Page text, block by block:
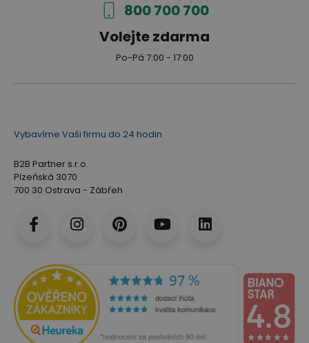
800 700 700
Volejte zdarma
Po-Pá 7:00 - 17:00
Vybavíme Vaši firmu do 24 hodin
B2B Partner s.r.o.
Plzeňská 3070
700 30 Ostrava - Zábřeh